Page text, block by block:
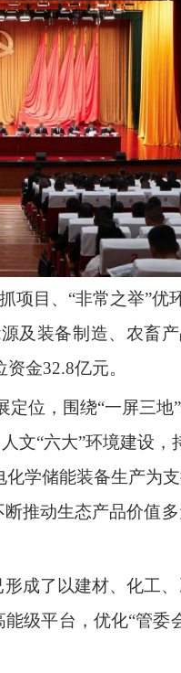
目、“非常之举”优
及装备制造、农畜
金32.8亿元。
位，围绕“一屏三
“六大”环境建设
学储能装备生产为
推动生态产品价值
成了以建材、化工
级平台，优化“管